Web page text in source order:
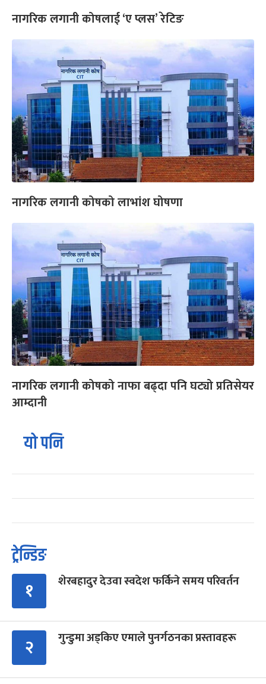
नागरिक लगानी कोषलाई ‘ए प्लस’ रेटिङ
नागरिक लगानी कोषको लाभांश घोषणा
नागरिक लगानी कोषको नाफा बढ्दा पनि घट्यो प्रतिसेयर
आम्दानी
यो पनि
ट्रेन्डिङ
१ शेरबहादुर देउवा स्वदेश फर्किने समय परिवर्तन
२ गुन्डुमा अड्किए एमाले पुनर्गठनका प्रस्तावहरू